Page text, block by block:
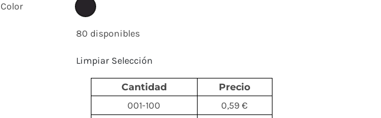
Color
80 disponibles
Limpiar Selección
Cantidad
Precio
001-100
0,59 €